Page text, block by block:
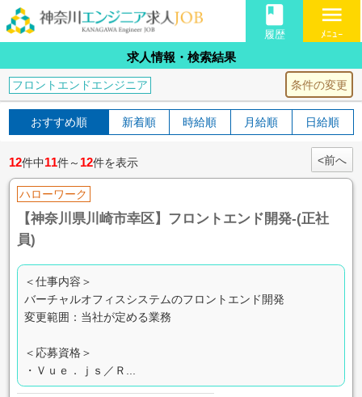
book
履歴
menu
ﾒﾆｭｰ
求人情報・検索結果
条件の変更
フロントエンドエンジニア
おすすめ順 新着順 時給順 月給順 日給順
12件中11件～ 12件を表示 <前へ
ハローワーク
【神奈川県川崎市幸区】フロントエンド開発-(正社
員)
＜仕事内容＞
バーチャルオフィスシステムのフロントエンド開発
変更範囲：当社が定める業務
＜応募資格＞
・Ｖｕｅ．ｊｓ／Ｒ...